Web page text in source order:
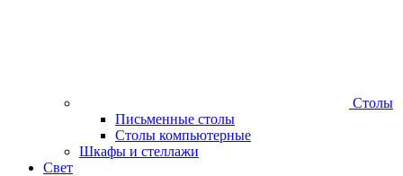
Столы
Письменные столы
Столы компьютерные
Шкафы и стеллажи
Свет